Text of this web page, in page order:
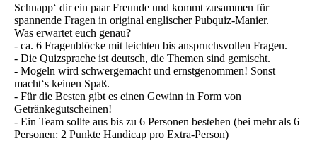
Schnapp‘ dir ein paar Freunde und kommt zusammen für
spannende Fragen in original englischer Pubquiz-Manier.
Was erwartet euch genau?
- ca. 6 Fragenblöcke mit leichten bis anspruchsvollen Fragen.
- Die Quizsprache ist deutsch, die Themen sind gemischt.
- Mogeln wird schwergemacht und ernstgenommen! Sonst
macht‘s keinen Spaß.
- Für die Besten gibt es einen Gewinn in Form von
Getränkegutscheinen!
- Ein Team sollte aus bis zu 6 Personen bestehen (bei mehr als 6
Personen: 2 Punkte Handicap pro Extra-Person)